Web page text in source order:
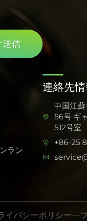
送信
ラン
連絡先
中国江
56号 ギ
512号室
+86-25
イバシーポリシー—